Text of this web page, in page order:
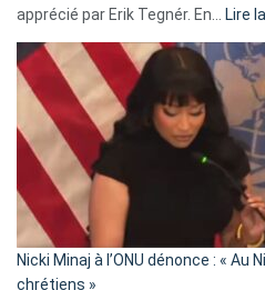
apprécié par Erik Tegnér. En… Lire
Nicki Minaj à l’ONU dénonce : «
chrétiens »